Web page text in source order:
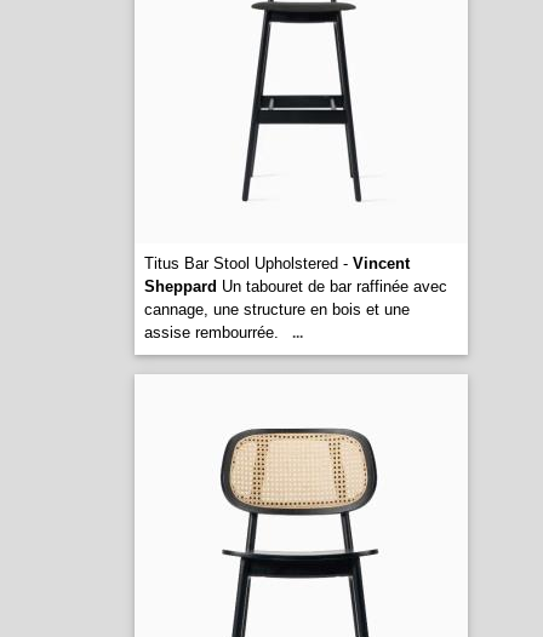
Titus Bar Stool Upholstered - Vincent
Sheppard Un tabouret de bar raffinée avec
cannage, une structure en bois et une
assise rembourrée.
...